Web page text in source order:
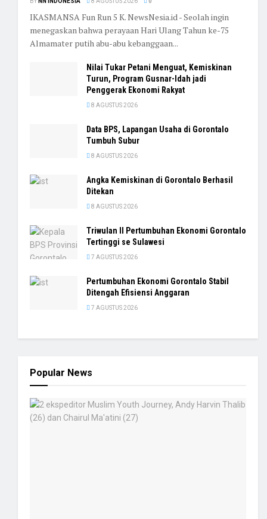
IKASMANSA Fun Run 5 K. NewsNesia.id - Seolah ingin
menegaskan bahwa perayaan Hari Ulang Tahun ke-75
Almamater putih abu-abu kebanggaan...
Nilai Tukar Petani Menguat, Kemiskinan
Turun, Program Gusnar-Idah jadi
Penggerak Ekonomi Rakyat
8 AGUSTUS 2026
Data BPS, Lapangan Usaha di Gorontalo
Tumbuh Subur
8 AGUSTUS 2026
Angka Kemiskinan di Gorontalo Berhasil
Ditekan
8 AGUSTUS 2026
Triwulan II Pertumbuhan Ekonomi Gorontalo
Tertinggi se Sulawesi
7 AGUSTUS 2026
Pertumbuhan Ekonomi Gorontalo Stabil
Ditengah Efisiensi Anggaran
7 AGUSTUS 2026
Popular News